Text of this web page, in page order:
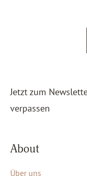
Jetzt zum
verpassen
About
Über uns